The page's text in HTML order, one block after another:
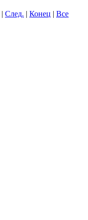
| След. | Конец | Все